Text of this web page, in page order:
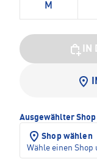
M
Ausgewählter Shop
Shop wählen
Wähle einen Shop